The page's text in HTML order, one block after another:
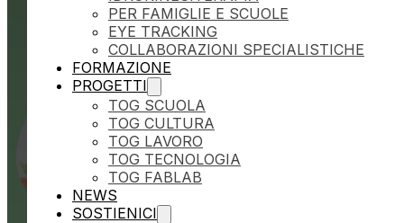
PER FAMIGLIE E SCUOLE
EYE TRACKING
COLLABORAZIONI SPECIALISTICHE
FORMAZIONE
PROGETTI
TOG SCUOLA
TOG CULTURA
TOG LAVORO
TOG TECNOLOGIA
TOG FABLAB
NEWS
SOSTIENICI